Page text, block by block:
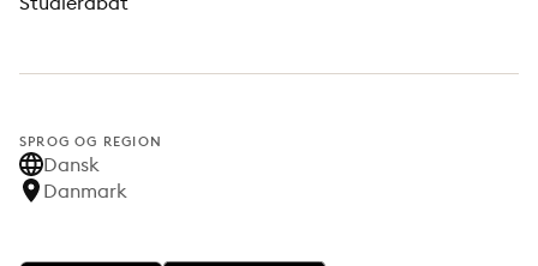
SPROG OG REGION
Dansk
Danmark